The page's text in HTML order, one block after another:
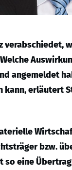
verabschiedet,
angemeldet
erläutert
bzw.
eine